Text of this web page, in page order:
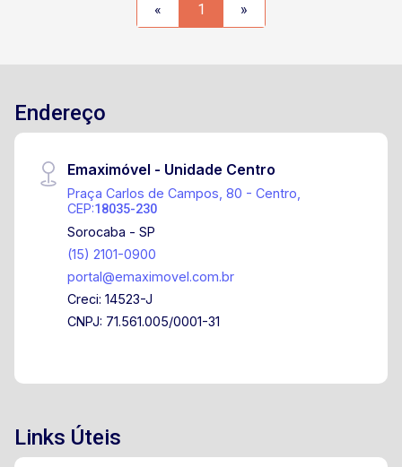
« 1 »
Endereço
Emaximóvel - Unidade Centro
Praça Carlos de Campos, 80 - Centro,
CEP:18035-230
Sorocaba - SP
(15) 2101-0900
portal@emaximovel.com.br
Creci: 14523-J
CNPJ: 71.561.005/0001-31
Links Úteis